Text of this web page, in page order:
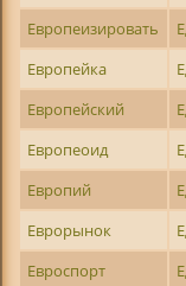
Европеизировать
Европейка
Европейский
Европеоид
Европий
Еврорынок
Евроспорт